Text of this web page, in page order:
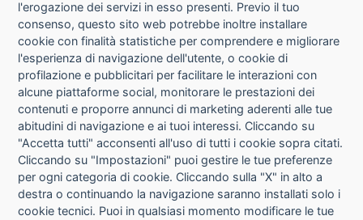
CHI SIAMO
CONTATTI
CONDIZIONI DI VENDITA
RICHIESTA RECESSO
PRIVACY
l'erogazione dei servizi in esso presenti. Previo il tuo
consenso, questo sito web potrebbe inoltre installare
cookie con finalità statistiche per comprendere e migliorare
l'esperienza di navigazione dell'utente, o cookie di
profilazione e pubblicitari per facilitare le interazioni con
alcune piattaforme social, monitorare le prestazioni dei
contenuti e proporre annunci di marketing aderenti alle tue
abitudini di navigazione e ai tuoi interessi. Cliccando su
"Accetta tutti" acconsenti all'uso di tutti i cookie sopra citati.
Cliccando su "Impostazioni" puoi gestire le tue preferenze
per ogni categoria di cookie. Cliccando sulla "X" in alto a
destra o continuando la navigazione saranno installati solo i
cookie tecnici. Puoi in qualsiasi momento modificare le tue